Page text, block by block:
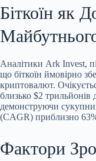
Біткоїн як
Аналітики Ark Invest,
що біткоїн ймовірно
криптовалют.
близько $2 трильйонів
демонструючи
(CAGR) приблизно
Фактори